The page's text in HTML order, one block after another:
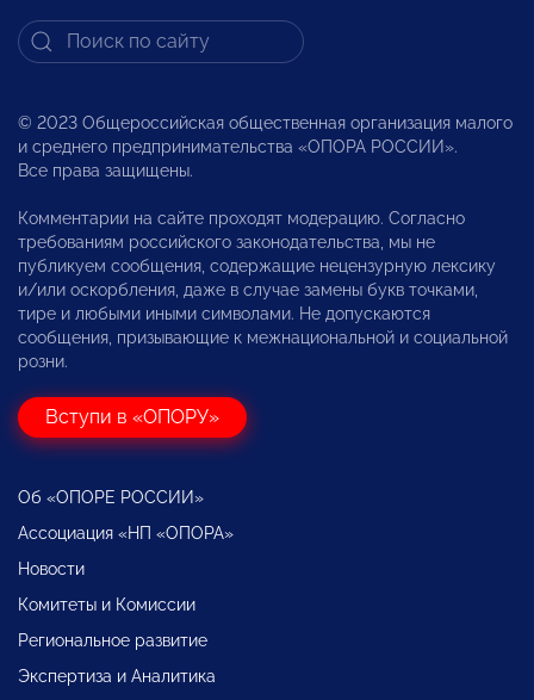
© 2023 Общероссийская общественная организация малого
и среднего предпринимательства «ОПОРА РОССИИ».
Все права защищены.
Комментарии на сайте проходят модерацию. Согласно
требованиям российского законодательства, мы не
публикуем сообщения, содержащие нецензурную лексику
и/или оскорбления, даже в случае замены букв точками,
тире и любыми иными символами. Не допускаются
сообщения, призывающие к межнациональной и социальной
розни.
Вступи в «ОПОРУ»
Об «ОПОРЕ РОССИИ»
Ассоциация «НП «ОПОРА»
Новости
Комитеты и Комиссии
Региональное развитие
Экспертиза и Аналитика